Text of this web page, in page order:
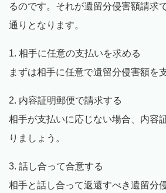
るのです。それが遺留分侵害額請求
通りとなります。
1. 相手に任意の支払いを求める
まずは相手に任意で遺留分侵害額を
2. 内容証明郵便で請求する
相手が支払いに応じない場合、内容
りましょう。
3. 話し合って合意する
相手と話し合って返還すべき遺留分